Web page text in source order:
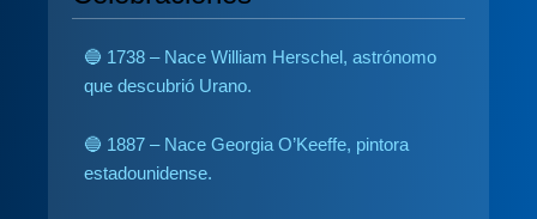
🔵 1738 – Nace William Herschel, astrónomo
que descubrió Urano.
🔵 1887 – Nace Georgia O’Keeffe, pintora
estadounidense.